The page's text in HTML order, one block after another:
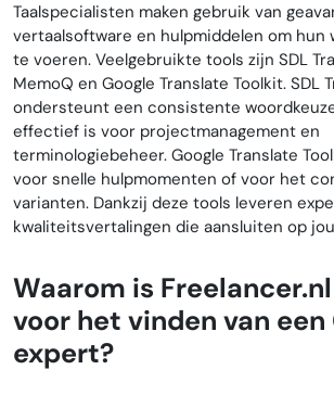
Taalspecialisten maken gebruik van
vertaalsoftware en hulpmiddelen om
te voeren. Veelgebruikte tools zijn SDL
MemoQ en Google Translate Toolkit. SDL
ondersteunt een consistente
effectief is voor projectmanagement en
terminologiebeheer. Google Translate
voor snelle hulpmomenten of voor het
varianten. Dankzij deze tools leveren
kwaliteitsvertalingen die aansluiten op
Waarom is
voor het vinden van een
expert?